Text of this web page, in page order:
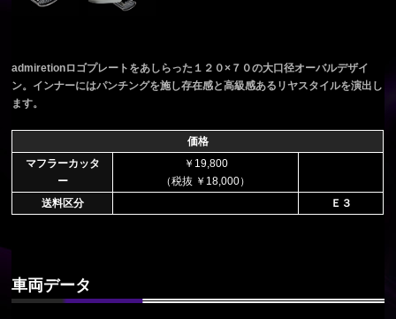
admiretionロゴプレートをあしらった１２０×７０の大口径オーバルデザイ
ン。インナーにはパンチングを施し存在感と高級感あるリヤスタイルを演出し
ます。
価格
マフラーカッタ
ー
￥19,800
（税抜 ￥18,000）
送料区分
Ｅ３
車両データ